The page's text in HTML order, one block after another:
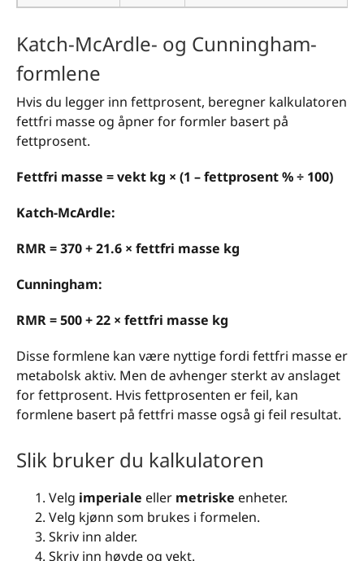
Katch-McArdle- og Cunningham-
formlene
Hvis du legger inn fettprosent, beregner kalkulatoren
fettfri masse og åpner for formler basert på
fettprosent.
Fettfri masse = vekt kg × (1 – fettprosent % ÷ 100)
Katch-McArdle:
RMR = 370 + 21.6 × fettfri masse kg
Cunningham:
RMR = 500 + 22 × fettfri masse kg
Disse formlene kan være nyttige fordi fettfri masse er
metabolsk aktiv. Men de avhenger sterkt av anslaget
for fettprosent. Hvis fettprosenten er feil, kan
formlene basert på fettfri masse også gi feil resultat.
Slik bruker du kalkulatoren
Velg imperiale eller metriske enheter.
Velg kjønn som brukes i formelen.
Skriv inn alder.
Skriv inn høyde og vekt.